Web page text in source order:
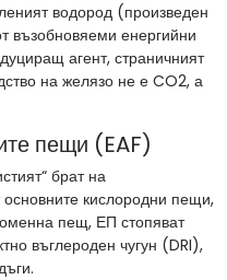
водород (произведен
възобновяеми енергийни
агент, страничният
на желязо не е CO2, а
пещи (EAF)
брат на
кислородни пещи,
пещ, ЕП стопяват
въглероден чугун (DRI),